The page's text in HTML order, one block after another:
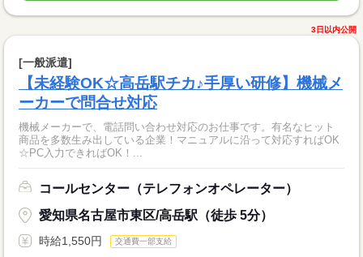
3日以内公開
[一般派遣]
【未経験OK☆高岳駅チカ♪手厚い研修】機械メ
ーカーで問合せ対応
機械メーカーで、電話問い合わせ対応のお仕事です。有名なヒット
商品を多数生み出している企業！マニュアルに沿って対応すればOK
☆PC入力できればOK！...
コールセンター（テレフォンオペレーター）
愛知県名古屋市東区/高岳駅（徒歩 5分）
時給1,550円 交通費一部支給